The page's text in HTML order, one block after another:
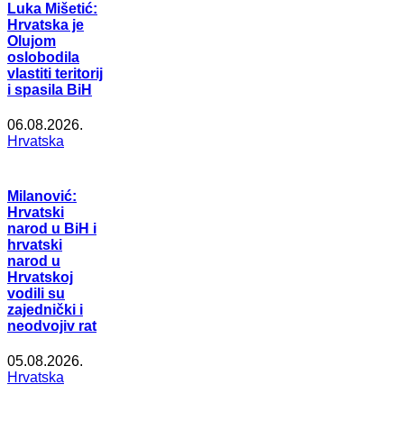
Luka Mišetić:
Hrvatska je
Olujom
oslobodila
vlastiti teritorij
i spasila BiH
06.08.2026.
Hrvatska
Milanović:
Hrvatski
narod u BiH i
hrvatski
narod u
Hrvatskoj
vodili su
zajednički i
neodvojiv rat
05.08.2026.
Hrvatska